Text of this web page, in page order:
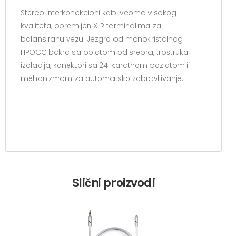
Stereo interkonekcioni kabl veoma visokog
kvaliteta, opremljen XLR terminalima za
balansiranu vezu. Jezgro od monokristalnog
HPOCC bakra sa oplatom od srebra, trostruka
izolacija, konektori sa 24-karatnom pozlatom i
mehanizmom za automatsko zabravljivanje.
Slični proizvodi